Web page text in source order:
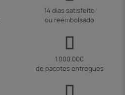
14 dias satisfeito
ou reembolsado
1.000.000
de pacotes entregues